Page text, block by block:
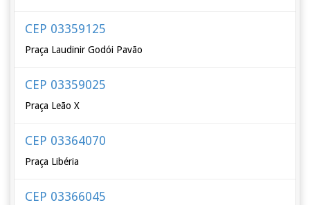
CEP 03359125
Praça Laudinir Godói Pavão
CEP 03359025
Praça Leão X
CEP 03364070
Praça Libéria
CEP 03366045